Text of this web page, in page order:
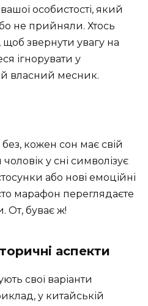
особистості, який
не прийняли. Хтось
звернути увагу на
ігнорувати у
власний месник.
кожен сон має свій
у сні символізує
або нові емоційні
марафон переглядаєте
От, буває ж!
аспекти
свої варіанти
у китайській